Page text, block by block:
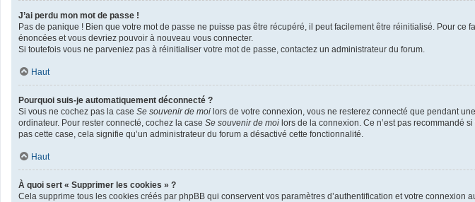
J’ai perdu mon mot de passe !
Pas de panique ! Bien que votre mot de passe ne puisse pas être récupéré, il peut facilement être réinitialisé. Pour ce
énoncées et vous devriez pouvoir à nouveau vous connecter.
Si toutefois vous ne parveniez pas à réinitialiser votre mot de passe, contactez un administrateur du forum.
Haut
Pourquoi suis-je automatiquement déconnecté ?
Si vous ne cochez pas la case Se souvenir de moi lors de votre connexion, vous ne resterez connecté que pendant
ordinateur. Pour rester connecté, cochez la case Se souvenir de moi lors de la connexion. Ce n’est pas recommandé
pas cette case, cela signifie qu’un administrateur du forum a désactivé cette fonctionnalité.
Haut
À quoi sert « Supprimer les cookies » ?
Cela supprime tous les cookies créés par phpBB qui conservent vos paramètres d’authentification et votre